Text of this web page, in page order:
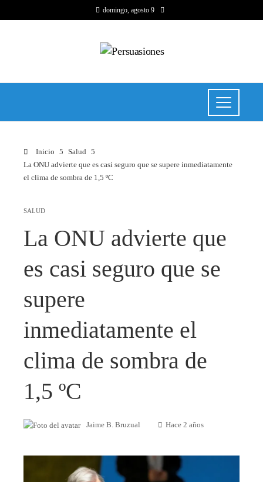
domingo, agosto 9
Inicio
Salud
La ONU advierte que es casi seguro que se supere inmediatamente
el clima de sombra de 1,5 ºC
SALUD
La ONU advierte que
es casi seguro que se
supere
inmediatamente el
clima de sombra de
1,5 ºC
Jaime B. Bruzual Hace 2 años